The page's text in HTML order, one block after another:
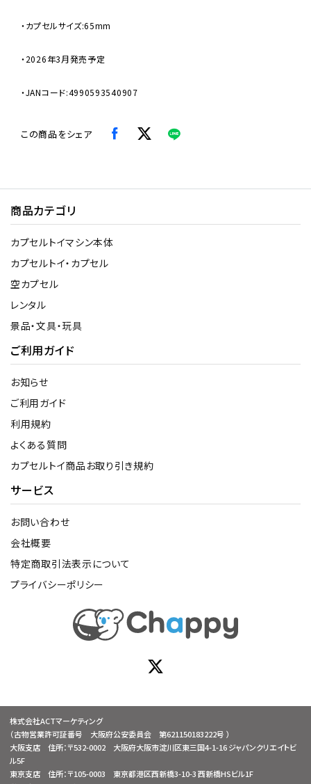
・カプセルサイズ:65mm
・2026年3月発売予定
・JANコード:4990593540907
この商品をシェア
商品カテゴリ
カプセルトイマシン本体
カプセルトイ・カプセル
空カプセル
レンタル
景品・文具・玩具
ご利用ガイド
お知らせ
ご利用ガイド
利用規約
よくある質問
カプセルトイ商品お取り引き規約
サービス
お問い合わせ
会社概要
特定商取引法表示について
プライバシーポリシー
株式会社ACTマーケティング
（古物営業許可証番号 大阪府公安委員会 第621150183222号 ）
大阪支店 住所：〒532-0002 大阪府大阪市淀川区東三国4-1-16 ジャパンクリエイトビ
ル5F
東京支店 住所：〒105-0003 東京都港区西新橋3-10-3 西新橋HSビル1F